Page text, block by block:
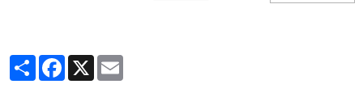
PartagerFacebook
X